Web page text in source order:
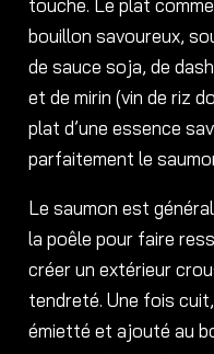
bouillon savoureux,
de sauce soja, de
et de mirin (vin de riz
plat d’une essence
parfaitement le
Le saumon est
la poêle pour faire
créer un extérieur
tendreté. Une fois
émietté et ajouté au